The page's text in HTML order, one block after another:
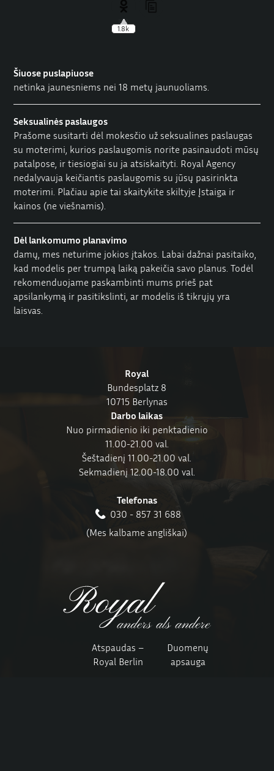
1.8k
Šiuose puslapiuose
netinka jaunesniems nei 18 metų jaunuoliams.
Seksualinės paslaugos
Prašome susitarti dėl mokesčio už seksualines paslaugas
su moterimi, kurios paslaugomis norite pasinaudoti mūsų
patalpose, ir tiesiogiai su ja atsiskaityti. Royal Agency
nedalyvauja keičiantis paslaugomis su jūsų pasirinkta
moterimi. Plačiau apie tai skaitykite skiltyje Įstaiga ir
kainos (ne viešnamis).
Dėl lankomumo planavimo
damų, mes neturime jokios įtakos. Labai dažnai pasitaiko,
kad modelis per trumpą laiką pakeičia savo planus. Todėl
rekomenduojame paskambinti mums prieš pat
apsilankymą ir pasitikslinti, ar modelis iš tikrųjų yra
laisvas.
Royal
Bundesplatz 8
10715 Berlynas
Darbo laikas
Nuo pirmadienio iki penktadienio
11.00-21.00 val.
Šeštadienį 11.00-21.00 val.
Sekmadienį 12.00-18.00 val.
Telefonas
030 - 857 31 688
(Mes kalbame angliškai)
Atspaudas –
Royal Berlin
Duomenų
apsauga